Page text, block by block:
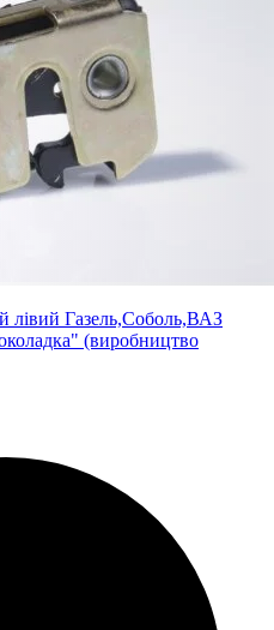
лівий Газель,Соболь,ВАЗ
(виробництво